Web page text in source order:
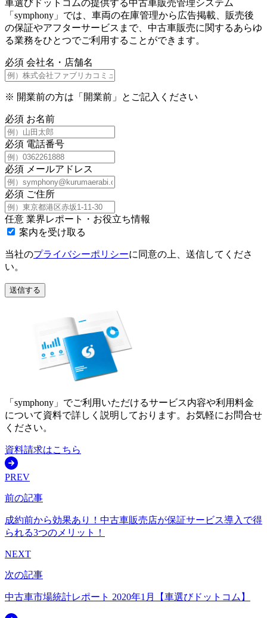
車選びドットコムの提供する中古車販売管理システム
「symphony」では、車両の在庫管理から広告掲載、販売後
の保証やアフターサービスまで、中古車販売に関するあらゆ
る業務をひとつでご利用することができます。
必須 会社名・店舗名
※ 開業前の方は「開業前」とご記入ください
必須 お名前
必須 電話番号
必須 メールアドレス
必須 ご住所
任意 業界レポート・お役立ち情報
案内を受け取る
当社のプライバシーポリシーに同意の上、送信してくださ
い。
送信する
「symphony」でご利用いただけるサービス内容や利用料金
について資料で詳しく説明しております。お気軽にお問合せ
ください。
資料請求はこちら
PREV
前の記事
成約前から効果あり！中古車販売店が保証サービス導入で得
られる3つのメリット！
NEXT
次の記事
中古車市場統計レポート 2020年1月【車選びドットコム】